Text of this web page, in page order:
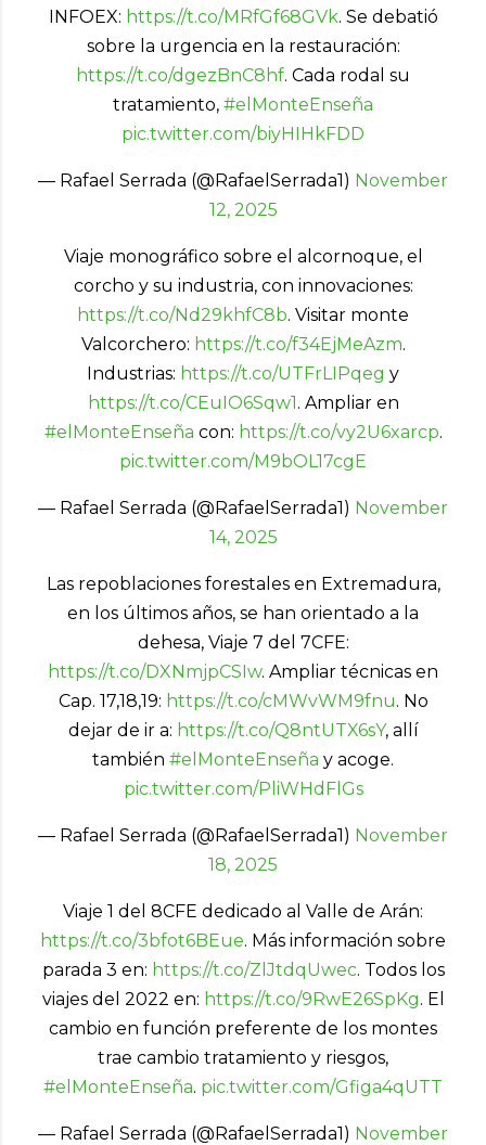
INFOEX: https://t.co/MRfGf68GVk. Se debatió
sobre la urgencia en la restauración:
https://t.co/dgezBnC8hf. Cada rodal su
tratamiento, #elMonteEnseña
pic.twitter.com/biyHIHkFDD
— Rafael Serrada (@RafaelSerrada1) November
12, 2025
Viaje monográfico sobre el alcornoque, el
corcho y su industria, con innovaciones:
https://t.co/Nd29khfC8b. Visitar monte
Valcorchero: https://t.co/f34EjMeAzm.
Industrias: https://t.co/UTFrLIPqeg y
https://t.co/CEuIO6Sqw1. Ampliar en
#elMonteEnseña con: https://t.co/vy2U6xarcp.
pic.twitter.com/M9bOL17cgE
— Rafael Serrada (@RafaelSerrada1) November
14, 2025
Las repoblaciones forestales en Extremadura,
en los últimos años, se han orientado a la
dehesa, Viaje 7 del 7CFE:
https://t.co/DXNmjpCSIw. Ampliar técnicas en
Cap. 17,18,19: https://t.co/cMWvWM9fnu. No
dejar de ir a: https://t.co/Q8ntUTX6sY, allí
también #elMonteEnseña y acoge.
pic.twitter.com/PliWHdFlGs
— Rafael Serrada (@RafaelSerrada1) November
18, 2025
Viaje 1 del 8CFE dedicado al Valle de Arán:
https://t.co/3bfot6BEue. Más información sobre
parada 3 en: https://t.co/ZlJtdqUwec. Todos los
viajes del 2022 en: https://t.co/9RwE26SpKg. El
cambio en función preferente de los montes
trae cambio tratamiento y riesgos,
#elMonteEnseña. pic.twitter.com/Gfiga4qUTT
— Rafael Serrada (@RafaelSerrada1) November